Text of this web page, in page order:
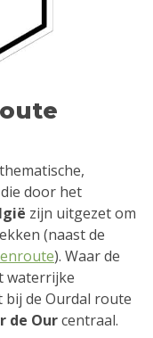
door het
zijn uitgezet om
(naast de
). Waar de
waterrijke
bij de Ourdal route
de Ourcentraal.